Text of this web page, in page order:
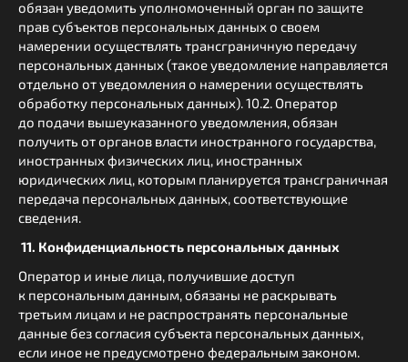
обязан уведомить уполномоченный орган по защите
прав субъектов персональных данных о своем
намерении осуществлять трансграничную передачу
персональных данных (такое уведомление направляется
отдельно от уведомления о намерении осуществлять
обработку персональных данных). 10.2. Оператор
до подачи вышеуказанного уведомления, обязан
получить от органов власти иностранного государства,
иностранных физических лиц, иностранных
юридических лиц, которым планируется трансграничная
передача персональных данных, соответствующие
сведения.
11. Конфиденциальность персональных данных
Оператор и иные лица, получившие доступ
к персональным данным, обязаны не раскрывать
третьим лицам и не распространять персональные
данные без согласия субъекта персональных данных,
если иное не предусмотрено федеральным законом.